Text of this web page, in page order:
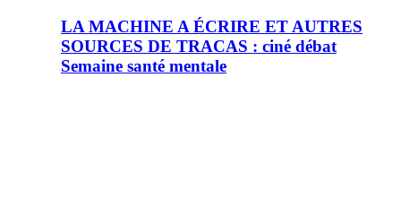
LA MACHINE A ÉCRIRE ET AUTRES
SOURCES DE TRACAS : ciné débat
Semaine santé mentale